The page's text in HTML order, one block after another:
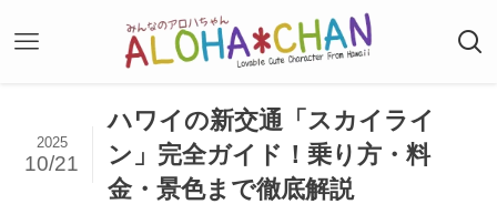
ハワイの新交通「スカイライ
ン」完全ガイド！乗り方・料
金・景色まで徹底解説
2025
10/21